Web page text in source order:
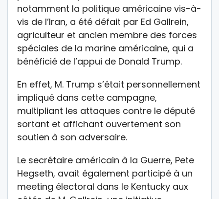
notamment la politique américaine vis-à-
vis de l’Iran, a été défait par Ed Gallrein,
agriculteur et ancien membre des forces
spéciales de la marine américaine, qui a
bénéficié de l’appui de Donald Trump.
En effet, M. Trump s’était personnellement
impliqué dans cette campagne,
multipliant les attaques contre le député
sortant et affichant ouvertement son
soutien à son adversaire.
Le secrétaire américain à la Guerre, Pete
Hegseth, avait également participé à un
meeting électoral dans le Kentucky aux